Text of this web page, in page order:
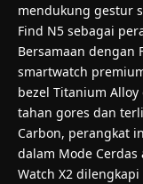
mendukung gestur
Find N5 sebagai
Bersamaan dengan
smartwatch
bezel Titanium Alloy
tahan gores dan
Carbon, perangkat
dalam Mode Cerdas
Watch X2